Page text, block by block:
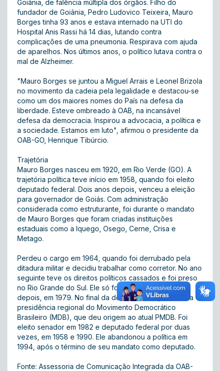
Goiânia, de falência múltipla dos órgãos. Filho do
fundador de Goiânia, Pedro Ludovico Teixeira, Mauro
Borges tinha 93 anos e estava internado na UTI do
Hospital Anis Rassi há 14 dias, lutando contra
complicações de uma pneumonia. Respirava com ajuda
de aparelhos. Nos últimos anos, o político lutava contra o
mal de Alzheimer.
"Mauro Borges se juntou a Miguel Arrais e Leonel Brizola
no movimento da cadeia pela legalidade e destacou-se
como um dos maiores nomes do País na defesa da
liberdade. Esteve ombreado à OAB, na incansável
defesa da democracia. Inspirou a advocacia, a política e
a sociedade. Estamos em luto", afirmou o presidente da
OAB-GO, Henrique Tibúrcio.
Trajetória
Mauro Borges nasceu em 1920, em Rio Verde (GO). A
trajetória política teve início em 1958, quando foi eleito
deputado federal. Dois anos depois, venceu a eleição
para governador de Goiás. Com administração
considerada como estruturante, foi durante o mandato
de Mauro Borges que foram criadas instituições
estaduais como a Iquego, Osego, Cerne, Crisa e
Metago.
Perdeu o cargo em 1964, quando foi derrubado pela
ditadura militar e decidiu trabalhar como corretor. No ano
seguinte teve os direitos políticos cassados e foi preso
no Rio Grande do Sul. Ele só foi anistiado 13 anos
depois, em 1979. No final da década de 70, assumiu a
presidência regional do Movimento Democrático
Brasileiro (MDB), que deu origem ao atual PMDB. Foi
eleito senador em 1982 e deputado federal por duas
vezes, em 1958 e 1990. Ele abandonou a política em
1994, após o término de seu mandato como deputado.
Fonte: Assessoria de Comunicação Integrada da OAB-